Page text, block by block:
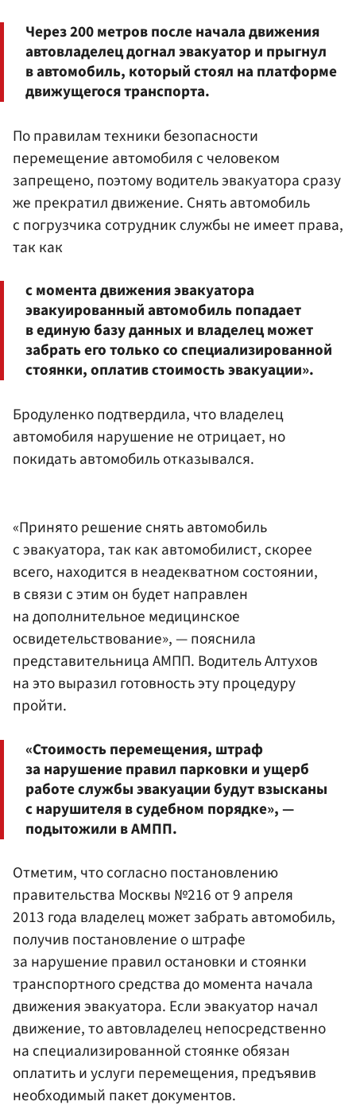
Через 200 метров после начала движения
автовладелец догнал эвакуатор и прыгнул
в автомобиль, который стоял на платформе
движущегося транспорта.
По правилам техники безопасности
перемещение автомобиля с человеком
запрещено, поэтому водитель эвакуатора сразу
же прекратил движение. Снять автомобиль
с погрузчика сотрудник службы не имеет права,
так как
с момента движения эвакуатора
эвакуированный автомобиль попадает
в единую базу данных и владелец может
забрать его только со специализированной
стоянки, оплатив стоимость эвакуации».
Бродуленко подтвердила, что владелец
автомобиля нарушение не отрицает, но
покидать автомобиль отказывался.
«Принято решение снять автомобиль
с эвакуатора, так как автомобилист, скорее
всего, находится в неадекватном состоянии,
в связи с этим он будет направлен
на дополнительное медицинское
освидетельствование», — пояснила
представительница АМПП. Водитель Алтухов
на это выразил готовность эту процедуру
пройти.
«Стоимость перемещения, штраф
за нарушение правил парковки и ущерб
работе службы эвакуации будут взысканы
с нарушителя в судебном порядке», —
подытожили в АМПП.
Отметим, что согласно постановлению
правительства Москвы №216 от 9 апреля
2013 года владелец может забрать автомобиль,
получив постановление о штрафе
за нарушение правил остановки и стоянки
транспортного средства до момента начала
движения эвакуатора. Если эвакуатор начал
движение, то автовладелец непосредственно
на специализированной стоянке обязан
оплатить и услуги перемещения, предъявив
необходимый пакет документов.